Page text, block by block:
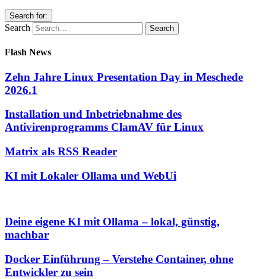
Search for:
Search
Flash News
Zehn Jahre Linux Presentation Day in Meschede
2026.1
Installation und Inbetriebnahme des
Antivirenprogramms ClamAV für Linux
Matrix als RSS Reader
KI mit Lokaler Ollama und WebUi
Deine eigene KI mit Ollama – lokal, günstig,
machbar
Docker Einführung – Verstehe Container, ohne
Entwickler zu sein